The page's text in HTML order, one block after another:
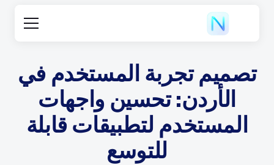
تصميم تجربة المستخدم في
الأردن: تحسين واجهات
المستخدم لتطبيقات قابلة
للتوسع